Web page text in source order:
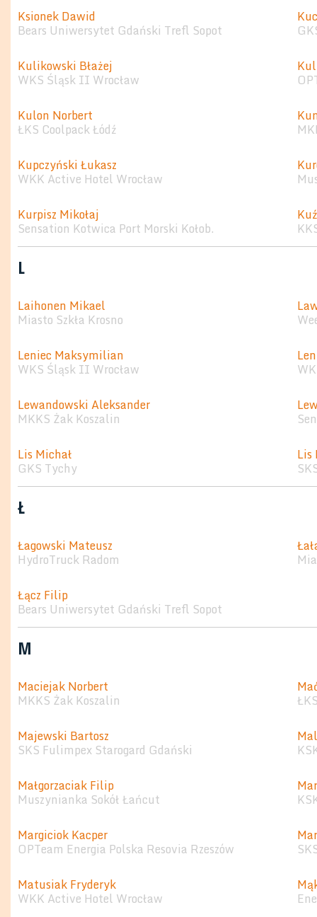
Ksionek Dawid
Bears Uniwersytet Gdański Trefl Sopot
Kulikowski Błażej
WKS Śląsk II Wrocław
Kulon Norbert
ŁKS Coolpack Łódź
Kupczyński Łukasz
WKK Active Hotel Wrocław
Kurpisz Mikołaj
Sensation Kotwica Port Morski Kołob.
L
Laihonen Mikael
Miasto Szkła Krosno
Leniec Maksymilian
WKS Śląsk II Wrocław
Lewandowski Aleksander
MKKS Żak Koszalin
Lis Michał
GKS Tychy
Lis
Ł
Łagowski Mateusz
HydroTruck Radom
Łącz Filip
Bears Uniwersytet Gdański Trefl Sopot
M
Maciejak Norbert
MKKS Żak Koszalin
Majewski Bartosz
SKS Fulimpex Starogard Gdański
Małgorzaciak Filip
Muszynianka Sokół Łańcut
Margiciok Kacper
OPTeam Energia Polska Resovia Rzeszów
Matusiak Fryderyk
WKK Active Hotel Wrocław